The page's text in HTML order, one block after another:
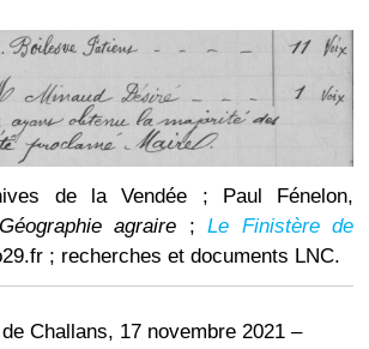
de la Vendée ; Paul Fénelon,
agraire ;Le Finistère de
; recherches et documents LNC.
Challans, 17 novembre 2021 –